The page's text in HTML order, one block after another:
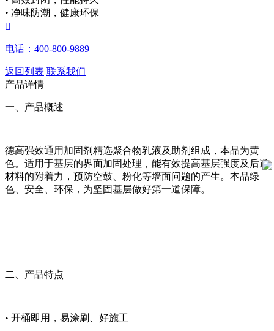
• 净味防潮，健康环保

电话：400-800-9889
返回列表 联系我们
产品详情
一、产品概述
德高强效通用加固剂精选聚合物乳液及助剂组成，本品为黄
色。适用于基层的界面加固处理，能有效提高基层强度及后道
材料的附着力，预防空鼓、粉化等墙面问题的产生。本品绿
色、安全、环保，为坚固基层做好第一道保障。
二、产品特点
• 开桶即用，易涂刷、好施工